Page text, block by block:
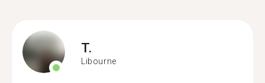
T.
Libourne